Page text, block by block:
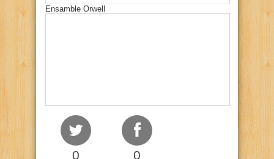
Ensamble Orwell
0 0